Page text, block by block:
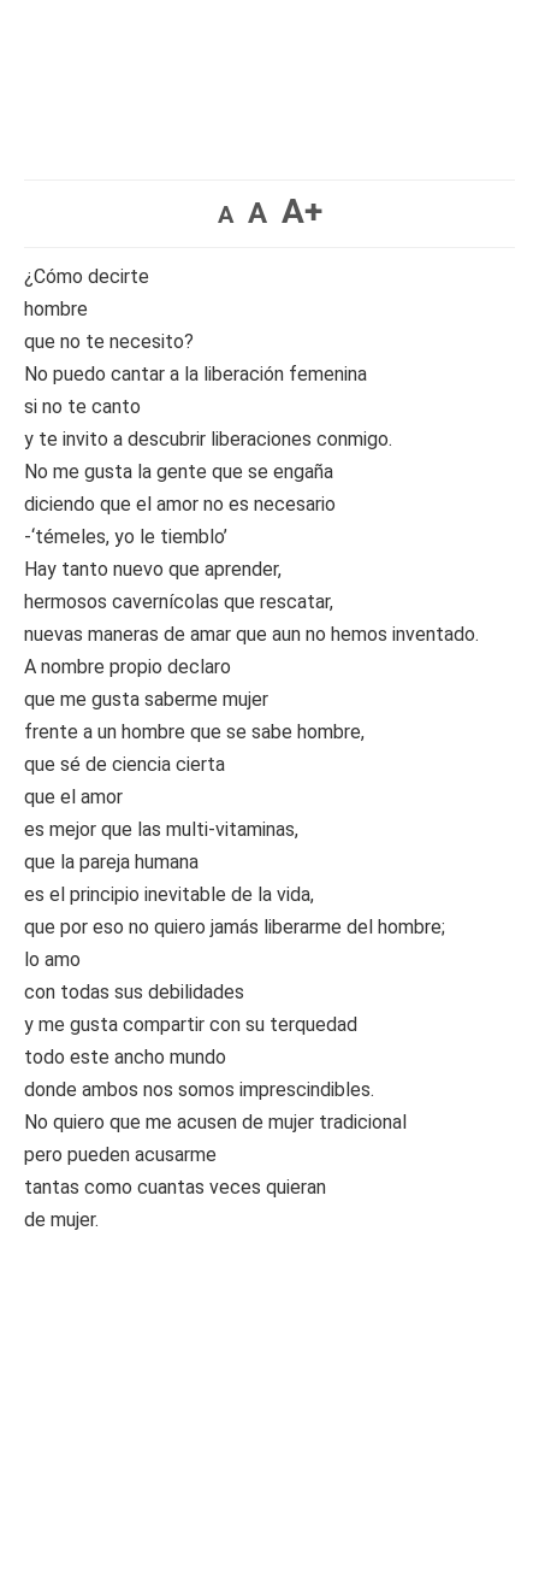
A A A+
¿Cómo decirte
hombre
que no te necesito?
No puedo cantar a la liberación femenina
si no te canto
y te invito a descubrir liberaciones conmigo.
No me gusta la gente que se engaña
diciendo que el amor no es necesario
-‘témeles, yo le tiemblo’
Hay tanto nuevo que aprender,
hermosos cavernícolas que rescatar,
nuevas maneras de amar que aun no hemos inventado.
A nombre propio declaro
que me gusta saberme mujer
frente a un hombre que se sabe hombre,
que sé de ciencia cierta
que el amor
es mejor que las multi-vitaminas,
que la pareja humana
es el principio inevitable de la vida,
que por eso no quiero jamás liberarme del hombre;
lo amo
con todas sus debilidades
y me gusta compartir con su terquedad
todo este ancho mundo
donde ambos nos somos imprescindibles.
No quiero que me acusen de mujer tradicional
pero pueden acusarme
tantas como cuantas veces quieran
de mujer.